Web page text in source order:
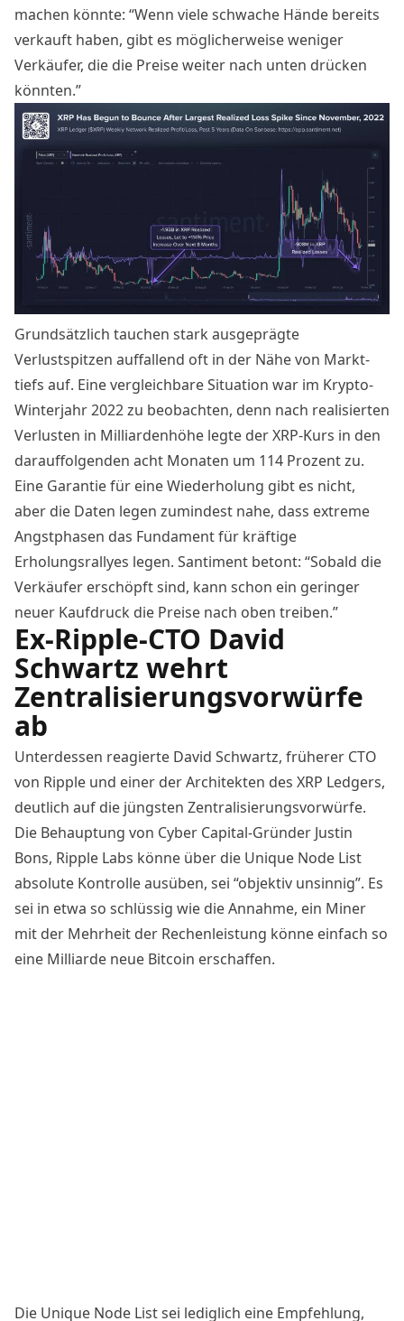
machen könnte: “Wenn viele schwache Hände bereits
verkauft haben, gibt es möglicherweise weniger
Verkäufer, die die Preise weiter nach unten drücken
könnten.”
Grundsätzlich tauchen stark ausgeprägte
Verlustspitzen auffallend oft in der Nähe von Markt­
tiefs auf. Eine vergleichbare Situation war im Krypto-
Winterjahr 2022 zu beobachten, denn nach realisierten
Verlusten in Milliardenhöhe legte derXRP-Kurs in den
darauffolgenden acht Monaten um 114 Prozent zu.
Eine Garantie für eine Wiederholung gibt es nicht,
aber die Daten legen zumindest nahe, dass extreme
Angstphasen das Fundament für kräftige
Erholungsrallyes legen. Santiment betont: “Sobald die
Verkäufer erschöpft sind, kann schon ein geringer
neuer Kaufdruck die Preise nach oben treiben.”
Ex-Ripple-CTO David
Schwartz wehrt
Zentralisierungsvorwürfe
ab
Unterdessen reagierte David Schwartz, früherer CTO
von Ripple und einer der Architekten des XRP Ledgers,
deutlich auf die jüngsten Zentralisierungsvorwürfe.
Die Behauptung von Cyber Capital-Gründer Justin
Bons, Ripple Labs könne über die Unique Node List
absolute Kontrolle ausüben, sei “objektiv unsinnig”. Es
sei in etwa so schlüssig wie die Annahme, ein Miner
mit der Mehrheit der Rechenleistung könne einfach so
eine Milliarde neue Bitcoin erschaffen.
Die Unique Node List sei lediglich eine Empfehlung,